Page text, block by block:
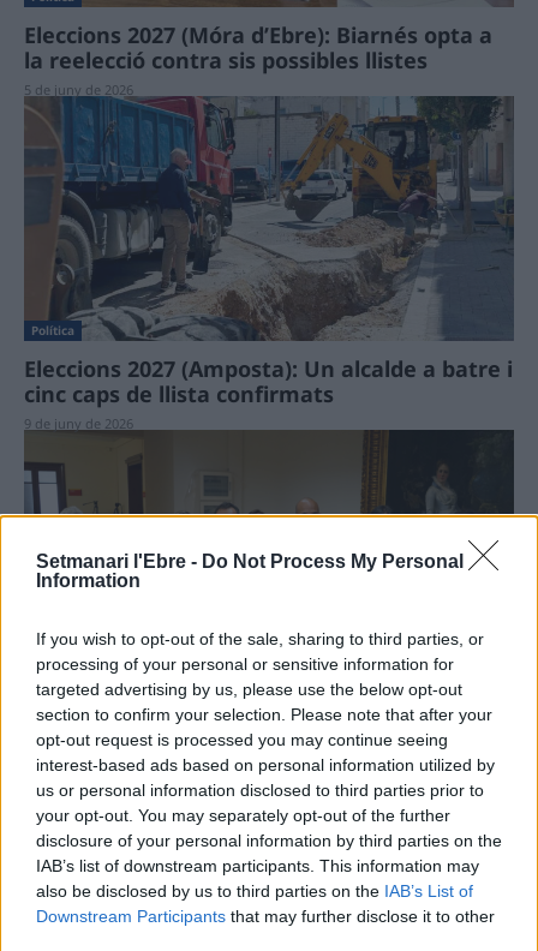
Setmanari l'Ebre - Do Not Process My Personal
Information
If you wish to opt-out of the sale, sharing to third parties, or
processing of your personal or sensitive information for
targeted advertising by us, please use the below opt-out
section to confirm your selection. Please note that after your
opt-out request is processed you may continue seeing
interest-based ads based on personal information utilized by
us or personal information disclosed to third parties prior to
your opt-out. You may separately opt-out of the further
disclosure of your personal information by third parties on the
IAB’s list of downstream participants. This information may
also be disclosed by us to third parties on the IAB’s List of
Downstream Participants that may further disclose it to other
Eleccions 2027 (Móra d’Ebre): Biarnés opta a
la reelecció contra sis possibles llistes
5 de juny de 2026
Política
Eleccions 2027 (Amposta): Un alcalde a batre i
cinc caps de llista confirmats
9 de juny de 2026
Política
Eleccions 2027 (Tortosa): El bagatge de Roigé
contra el projecte incipient de les esquerres
5 de juny de 2026